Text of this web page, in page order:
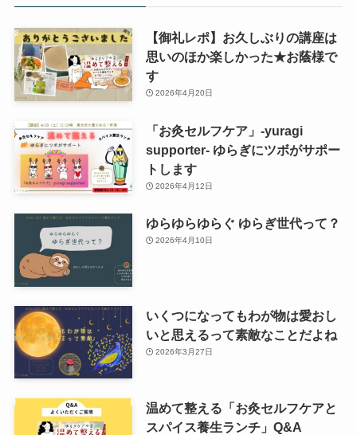
【御礼レポ】お久しぶりの講座は
思いのほか楽しかった★お蔭様で
す
2026年4月20日
「お灸セルフケア」-yuragi
supporter- ゆらぎにツボがサポー
トします
2026年4月12日
ゆらゆらゆらぐ ゆらぎ世代って？
2026年4月10日
いくつになってもわが物は愛おし
いと思えるって素敵なことだよね
2026年3月27日
温めて整える「お灸セルフケアと
スパイス養生ランチ」Q&A